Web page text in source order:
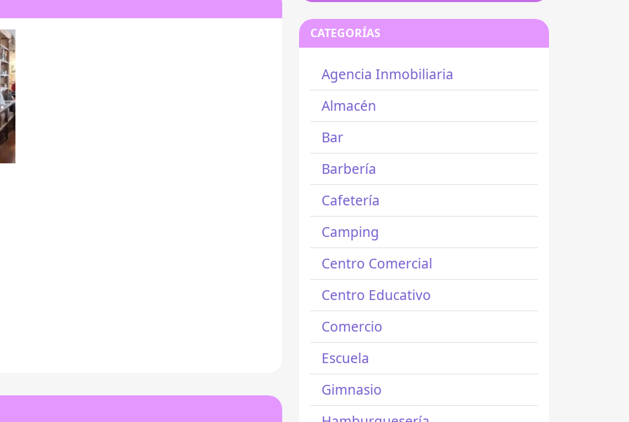
CATEGORÍAS
Agencia Inmobiliaria
Almacén
Bar
Barbería
Cafetería
Camping
Centro Comercial
Centro Educativo
Comercio
Escuela
Gimnasio